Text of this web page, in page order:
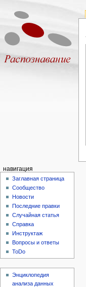
навигация
Заглавная страница
Сообщество
Новости
Последние правки
Случайная статья
Справка
Инструктаж
Вопросы и ответы
ToDo
Энциклопедия
анализа данных